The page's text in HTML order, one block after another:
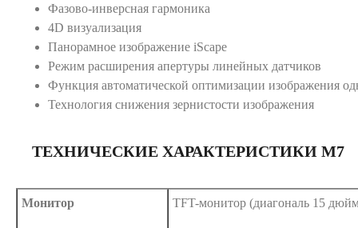
Фазово-инверсная гармоника
4D визуализация
Панорамное изображение iScape
Режим расширения апертуры линейных датчиков
Функция автоматической оптимизации изображения
Технология снижения зернистости изображения
ТЕХНИЧЕСКИЕ ХАРАКТЕРИСТИКИ M7
Монитор TFT-монитор (диагональ 15